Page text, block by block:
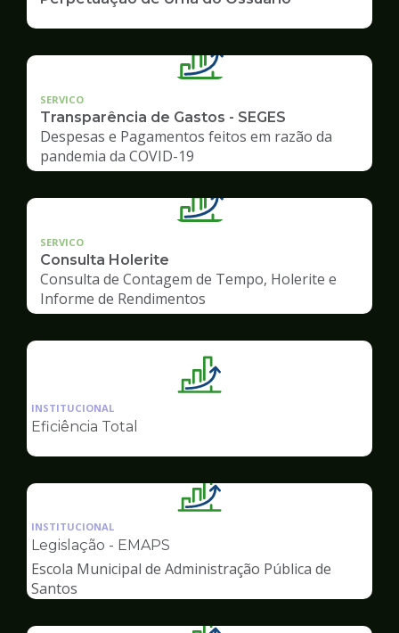
SERVICO
Transparência de Gastos - SEGES
Despesas e Pagamentos feitos em razão da
pandemia da COVID-19
SERVICO
Consulta Holerite
Consulta de Contagem de Tempo, Holerite e
Informe de Rendimentos
Ilustração
Gestão
INSTITUCIONAL
Eficiência Total
Ilustração
de
Gestão
INSTITUCIONAL
Legislação - EMAPS
Escola Municipal de Administração Pública de
Santos